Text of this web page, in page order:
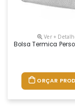
Ver +
Bolsa Termica
ORÇAR